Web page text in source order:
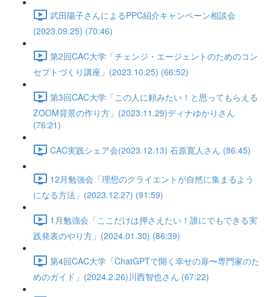
武田陽子さんによるPPC紹介キャンペーン相談会
(2023.09.25) (70:46)
第2回CAC大学「チェンジ・エージェントのためのコン
セプトづくり講座」(2023.10.25) (66:52)
第3回CAC大学「この人に頼みたい！と思ってもらえる
ZOOM背景の作り方」(2023.11.29)ディナゆかりさん
(76:21)
CAC実践シェア会(2023.12.13) 石原寛人さん (86:45)
12月勉強会「理想のクライエントが自然に集まるよう
になる方法」(2023.12.27) (91:59)
1月勉強会「ここだけは押さえたい！誰にでもできる実
践発表のやり方」(2024.01.30) (86:39)
第4回CAC大学「ChatGPTで開く幸せの扉〜専門家のた
めのガイド」(2024.2.26)川西智也さん (67:22)